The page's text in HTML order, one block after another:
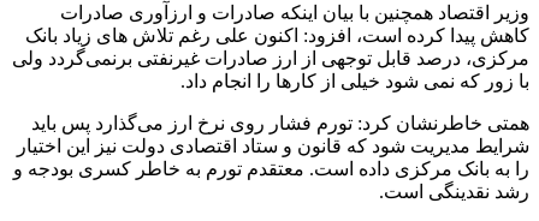
وزیر اقتصاد همچنین با بیان اینکه صادرات و ارزآوری صادرات
کاهش پیدا کرده است، ‌افزود: اکنون علی رغم تلاش های زیاد بانک
مرکزی، درصد قابل توجهی از ارز صادرات غیرنفتی برنمی‌گردد ولی
با زور که نمی شود خیلی از کارها را انجام داد.
همتی خاطرنشان کرد: تورم فشار روی نرخ ارز می‌گذارد پس باید
شرایط مدیریت شود که قانون و ستاد اقتصادی دولت نیز این اختیار
را به بانک مرکزی داده است. معتقدم تورم به خاطر کسری بودجه و
رشد نقدینگی است.